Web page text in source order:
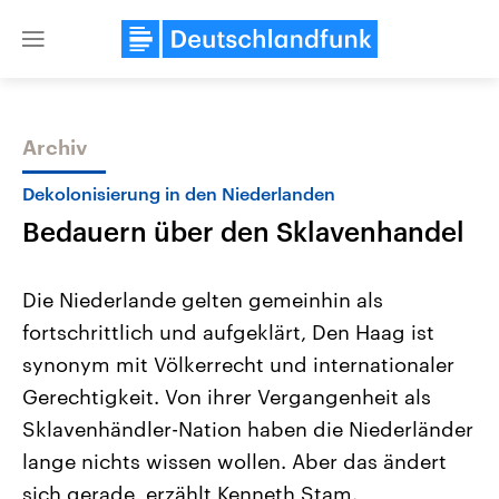
Close
Themen
Landtagswahl Sachsen-Anhalt
2026
Alle Informationen
Sachsen-Anhalt wählt am 6.
September 2026 einen neuen
Landtag. Seit 2021 wird das
Bundesland von einer Koalition aus
Aktuelle Beiträge,
Hintergründe
Wirtschaftlich und
gehören die Vereinigten
mit großem Einfluss auf
Archiv
Dekolonisierung in den Niederlanden
Bedauern über den Sklavenhandel
Die Niederlande gelten gemeinhin als
fortschrittlich und aufgeklärt, Den Haag ist
synonym mit Völkerrecht und internationaler
Gerechtigkeit. Von ihrer Vergangenheit als
Sklavenhändler-Nation haben die Niederländer
lange nichts wissen wollen. Aber das ändert
sich gerade, erzählt Kenneth Stam.